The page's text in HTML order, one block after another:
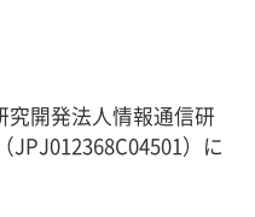
開発法人情報通信研
JPJ012368C04501）に